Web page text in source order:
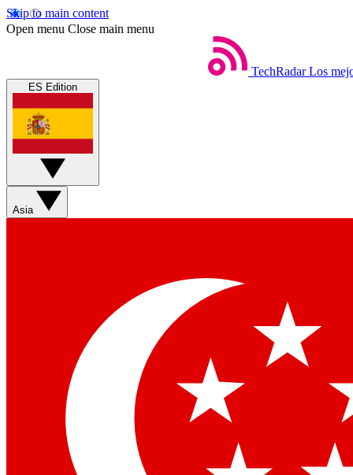
Skip to main content
Open menu Close main menu
TechRadar Los
ES Edition
Asia